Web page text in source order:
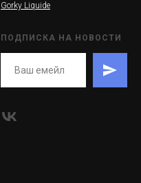
Gorky Liquide
ПОДПИСКА НА НОВОСТИ